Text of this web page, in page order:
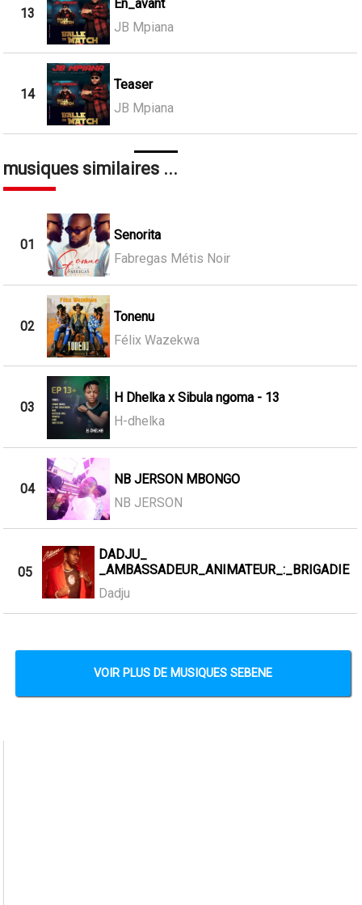
13
En_avant
JB Mpiana
14
Teaser
JB Mpiana
musiques similaires ...
01
Senorita
Fabregas Métis Noir
02
Tonenu
Félix Wazekwa
03
H Dhelka x Sibula ngoma - 13
H-dhelka
04
NB JERSON MBONGO
NB JERSON
05
DADJU_
_AMBASSADEUR_ANIMATEUR_:_BRIGADIE
Dadju
VOIR PLUS DE MUSIQUES SEBENE